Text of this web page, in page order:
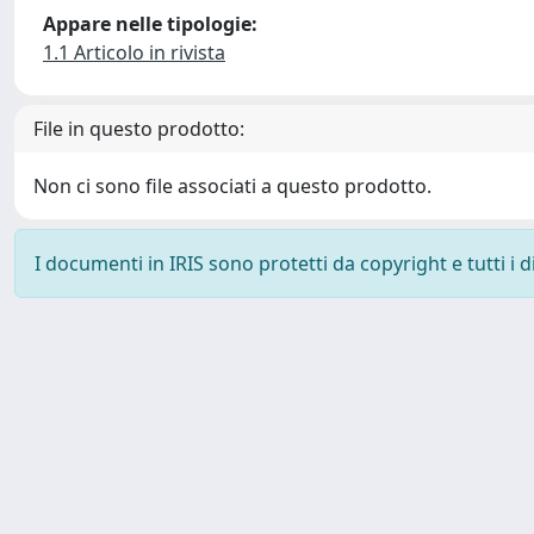
Appare nelle tipologie:
1.1 Articolo in rivista
File in questo prodotto:
Non ci sono file associati a questo prodotto.
I documenti in IRIS sono protetti da copyright e tutti i